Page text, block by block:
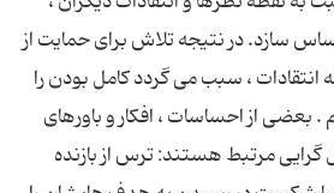
سازد. در نتیجه تلاش برای حمایت از
انتقادات ، سبب می گردد كامل بودن را
. بعضی از احساسات ‍، افكار و باورهای
گرایی مرتبط هستند: ترس از بازنده